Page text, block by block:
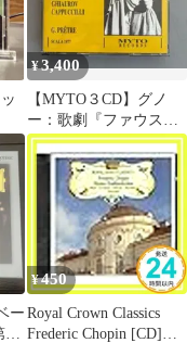
¥3,400
【MYTO３CD】グノ
ー：歌劇『ファウス
ト』全曲 クラウス、フ
レーニ、プレートル
ー
¥450
Royal Crown Classics
Frederic Chopin [CD]